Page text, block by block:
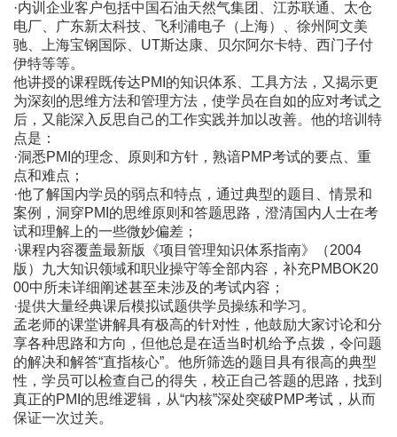
·内训企业客户包括中国石油天然气集团、江苏联通、太仓
电厂、广东新太科技、飞利浦电子（上海）、徐州阿文美
驰、上海宝钢国际、UT斯达康、贝尔阿尔卡特、西门子付
伊特等等。
他讲授的课程既传达PMI的知识体系、工具方法，又揭示更
为深刻的思维方法和管理方法，使学员在自如的应对考试之
后，又能深入反思自己的工作实践并加以改善。他的培训特
点是：
·洞悉PMI的理念、原则和方针，熟谙PMP考试的要点、重
点和难点；
·他了解国内学员的弱点和特点，通过典型的题目、情景和
案例，洞穿PMI的思维原则和答题思路，澄清国内人士在考
试和理解上的一些微妙偏差；
·课程内容覆盖最新版《项目管理知识体系指南》（2004
版）九大知识领域和职业操守等全部内容，补充PMBOK20
00中所未详细阐述甚至未涉及的考试内容；
·提供大量经典课后模拟试题供学员操练和学习。
孟老师的课堂讲解具有极高的针对性，他鼓励大家讨论和分
享各种思路和方向，但他总是在适当时机给予点拨，令问题
的解决和解答“直指核心”。他所筛选的题目具有很高的典型
性，学员可以检查自己的得失，校正自己答题的思路，找到
真正的PMI的思维逻辑，从“内核”深处突破PMP考试，从而
保证一次过关。